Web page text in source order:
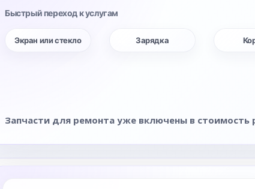
Быстрый переход к услугам
Экран или стекло Зарядка
Запчасти для ремонта уже включены в стоимость